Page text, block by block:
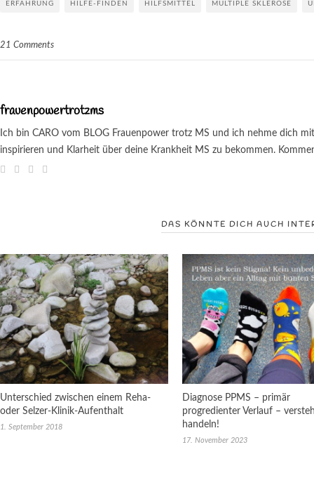
ERFAHRUNG HILFE-FINDEN HILFSMITTEL MULTIPLE SKLEROSE
21 Comments
frauenpowertrotzms
Ich bin CARO vom BLOG Frauenpower trotz MS und ich nehme dich
inspirieren und Klarheit über deine Krankheit MS zu bekommen.
DAS KÖNNTE DICH AUCH
Unterschied zwischen einem Reha-
oder Selzer-Klinik-Aufenthalt
1. September 2018
Diagnose PPMS – primär
progredienter Verlauf –
handeln!
17. November 2023